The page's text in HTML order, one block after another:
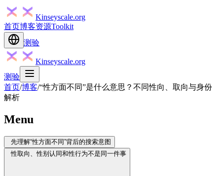
Kinseyscale.org
首页博客资源Toolkit
测验
Kinseyscale.org
测验
首页/博客/“性方面不同”是什么意思？不同性向、取向与身份
解析
Menu
先理解“性方面不同”背后的搜索意图
性取向、性别认同和性行为不是同一件事